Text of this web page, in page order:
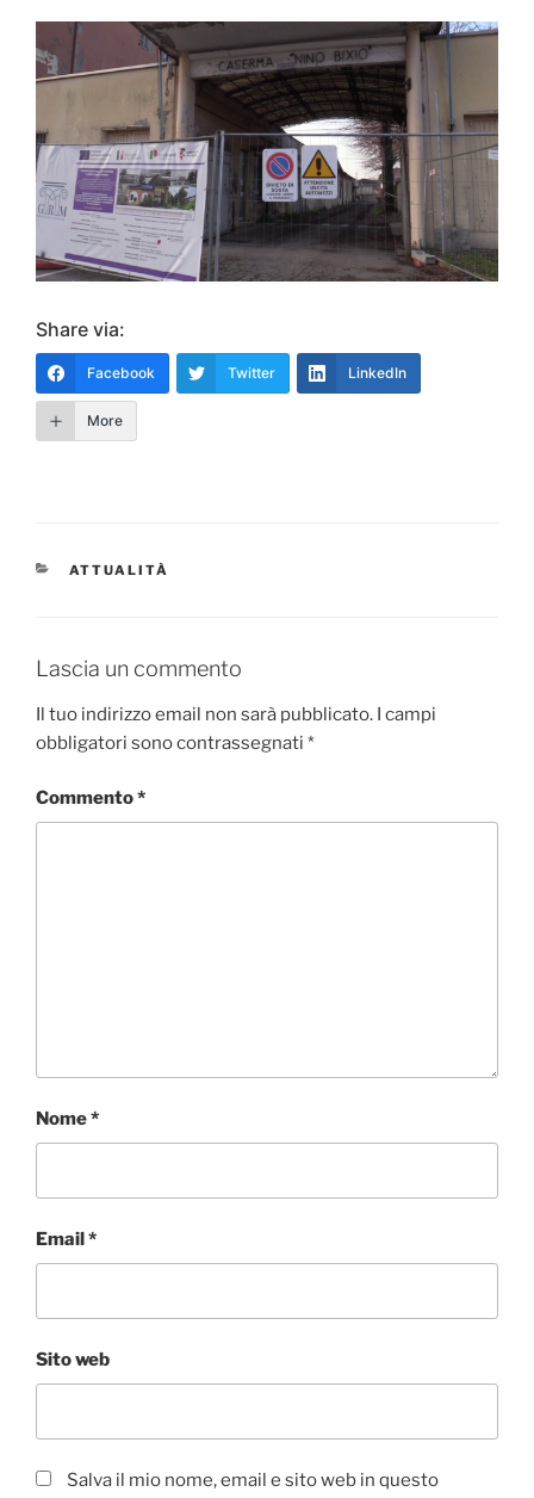
Share via:
Facebook Twitter LinkedIn
More
CATEGORIE
ATTUALITÀ
Lascia un commento
Il tuo indirizzo email non sarà pubblicato. I campi
obbligatori sono contrassegnati *
Commento*
Nome*
Email *
Sito web
Salva il mio nome, email e sito web in questo